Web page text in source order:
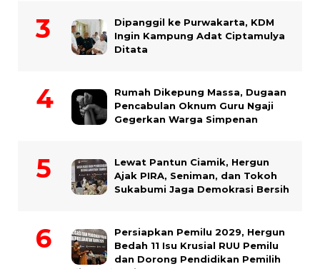
Dipanggil ke Purwakarta, KDM
Ingin Kampung Adat Ciptamulya
Ditata
Rumah Dikepung Massa, Dugaan
Pencabulan Oknum Guru Ngaji
Gegerkan Warga Simpenan
Lewat Pantun Ciamik, Hergun
Ajak PIRA, Seniman, dan Tokoh
Sukabumi Jaga Demokrasi Bersih
Persiapkan Pemilu 2029, Hergun
Bedah 11 Isu Krusial RUU Pemilu
dan Dorong Pendidikan Pemilih